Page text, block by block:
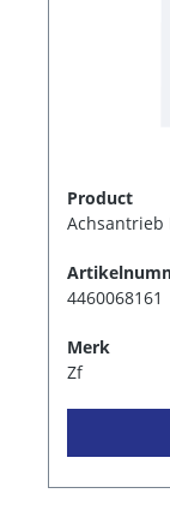
Product
Achsantrieb
4460068161
Merk
Zf